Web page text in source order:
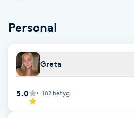
Brynplockning
Bröllopsuppsättning
Personal
Greta
5.0 182 betyg